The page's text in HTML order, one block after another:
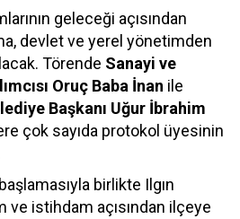
geleceği açısından
devlet ve yerel yönetimden
Törende Sanayi ve
Oruç Baba İnan ile
Başkanı Uğur İbrahim
çok sayıda protokol üyesinin
birlikte Ilgın
ve istihdam açısından ilçeye